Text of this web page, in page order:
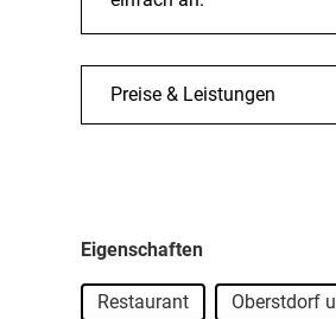
Preise & Leistungen
Eigenschaften
Restaurant Oberstdorf